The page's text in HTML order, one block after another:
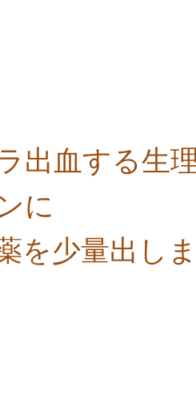
出血する生
に
を少量出し